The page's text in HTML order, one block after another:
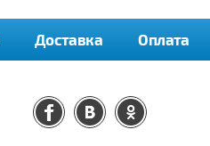
Доставка Оплата